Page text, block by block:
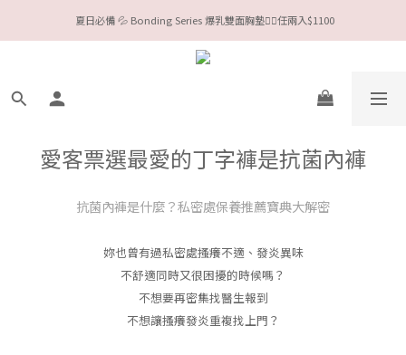
今夏限定Meufs泳衣工作坊 🥳 手做妳獨一無二的Bikini👙
夏日必備 💦 Bonding Series 爆乳雙面胸墊❤️‍🔥任兩入$1100
Valentine❤️‍🔥全款情趣系列任選兩件88折！
今夏限定Meufs泳衣工作坊 🥳 手做妳獨一無二的Bikini👙
愛客票選最愛的丁字褲是抗菌內褲
抗菌內褲是什麼？私密處保養推薦寶典大解密
妳也曾有過私密處搔癢不適、發炎異味
不舒適同時又很困擾的時候嗎？
不想要再密集找醫生報到
不想讓搔癢發炎重複找上門？